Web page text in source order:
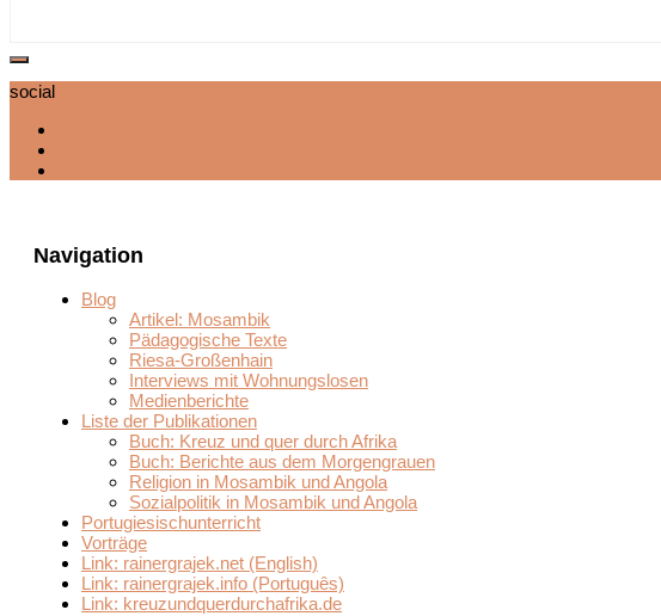
social
Navigation
Blog
Artikel: Mosambik
Pädagogische Texte
Riesa-Großenhain
Interviews mit Wohnungslosen
Medienberichte
Liste der Publikationen
Buch: Kreuz und quer durch Afrika
Buch: Berichte aus dem Morgengrauen
Religion in Mosambik und Angola
Sozialpolitik in Mosambik und Angola
Portugiesischunterricht
Vorträge
Link: rainergrajek.net (English)
Link: rainergrajek.info (Português)
Link: kreuzundquerdurchafrika.de